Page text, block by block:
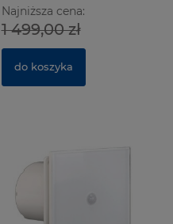
Najniższa cena:
1 499,00 zł
do koszyka